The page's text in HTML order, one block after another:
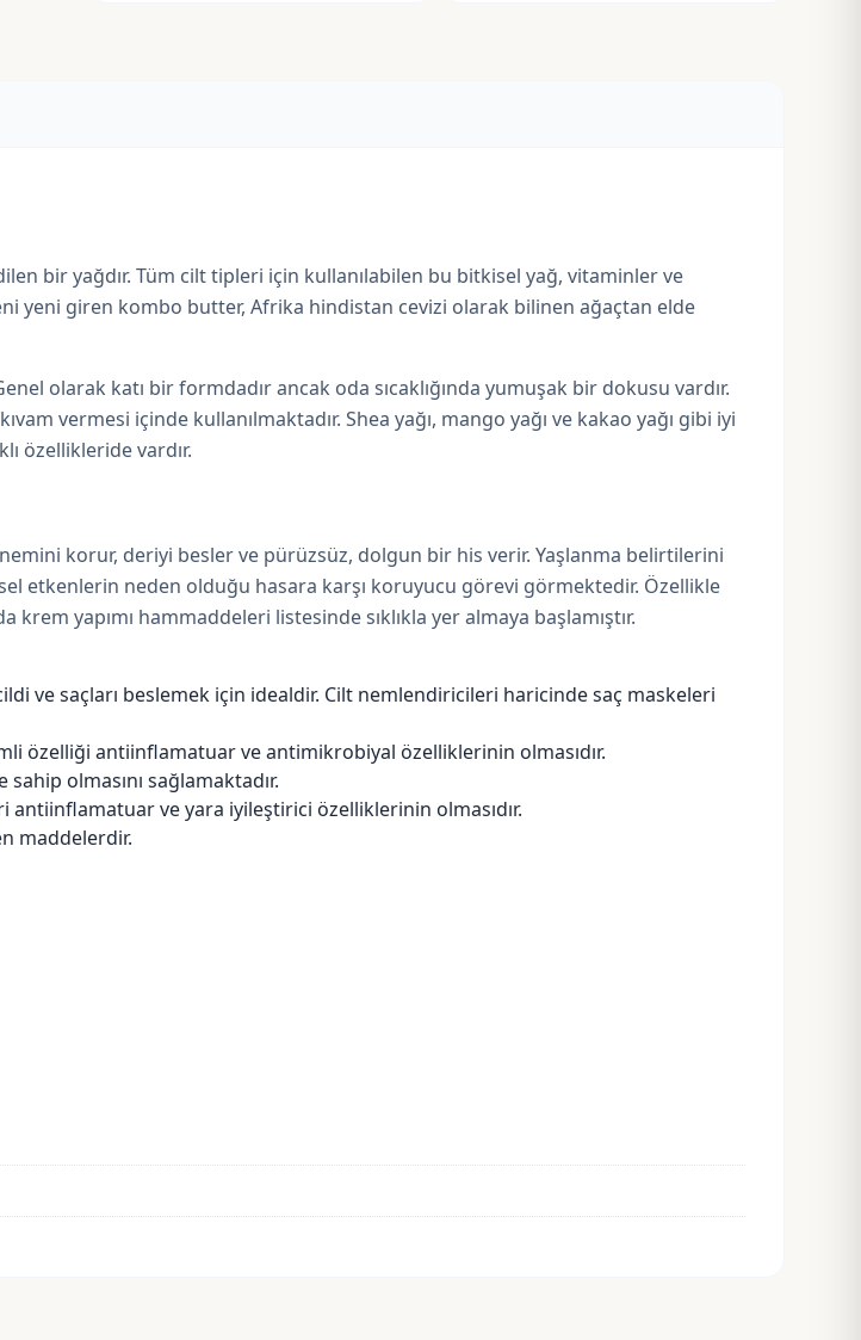
bir yağdır. Tüm cilt tipleri için kullanılabilen bu bitkisel yağ, vitaminler ve
yeni giren kombo butter, Afrika hindistan cevizi olarak bilinen ağaçtan elde
olarak katı bir formdadır ancak oda sıcaklığında yumuşak bir dokusu vardır.
vermesi içinde kullanılmaktadır. Shea yağı, mango yağı ve kakao yağı gibi iyi
özellikleride vardır.
korur, deriyi besler ve pürüzsüz, dolgun bir his verir. Yaşlanma belirtilerini
etkenlerin neden olduğu hasara karşı koruyucu görevi görmektedir. Özellikle
yapımı hammaddeleri listesinde sıklıkla yer almaya başlamıştır.
ve saçları beslemek için idealdir. Cilt nemlendiricileri haricinde saç maskeleri
özelliği antiinflamatuar ve antimikrobiyal özelliklerinin olmasıdır.
olmasını sağlamaktadır.
ve yara iyileştirici özelliklerinin olmasıdır.
maddelerdir.